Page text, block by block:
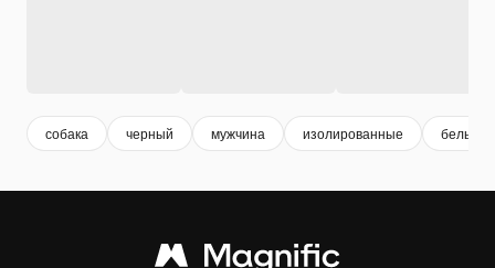
собака черный мужчина изолированные белый